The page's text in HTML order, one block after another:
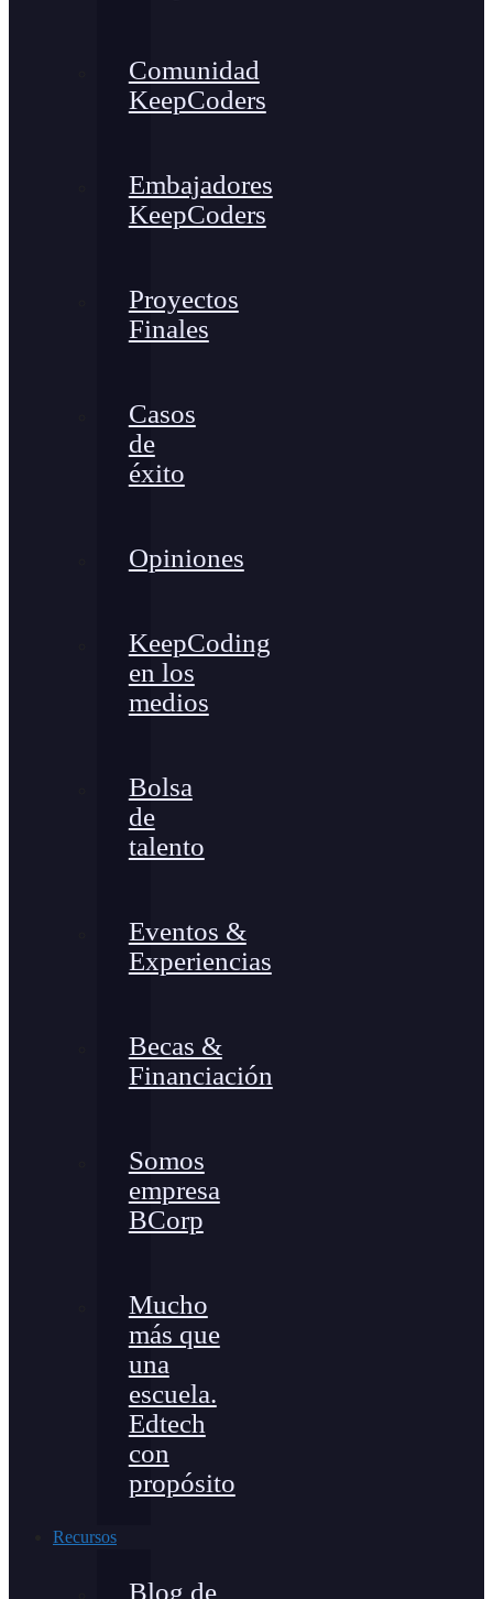
Comunidad
KeepCoders
Embajadores
KeepCoders
Proyectos
Finales
Casos
de
éxito
Opiniones
KeepCoding
en los
medios
Bolsa
de
talento
Eventos &
Experiencias
Becas &
Financiación
Somos
empresa
BCorp
Mucho
más que
una
escuela.
Edtech
con
propósito
Recursos
Blog de